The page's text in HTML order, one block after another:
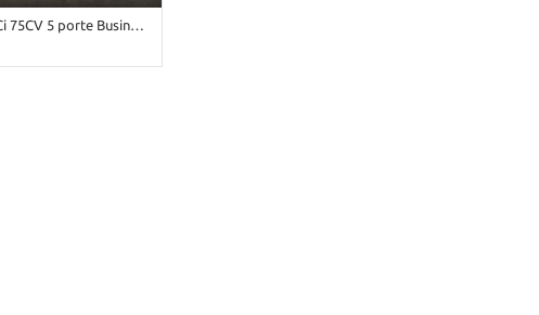
75CV 5 porte Business